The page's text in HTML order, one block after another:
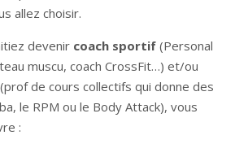
allez choisir.
devenir coach sportif (Personal
muscu, coach CrossFit…) et/ou
(prof de cours collectifs qui donne des
le RPM ou le Body Attack), vous
: